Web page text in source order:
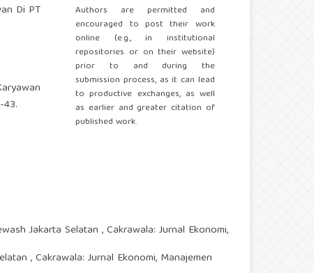
Di PT
Authors are permitted and
encouraged to post their work
online (e.g., in institutional
repositories or on their website)
prior to and during the
submission process, as it can lead
to productive exchanges, as well
as earlier and greater citation of
published work.
Jakarta Selatan ,Cakrawala: Jurnal Ekonomi,
,Cakrawala: Jurnal Ekonomi, Manajemen